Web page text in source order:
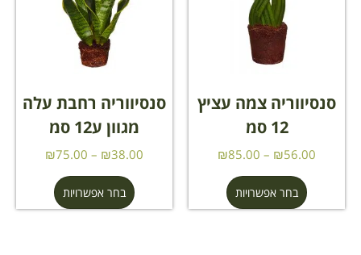
סנסיווריה צמה עציץ
12 סמ
₪56.00
–
₪85.00
בחר אפשרויות
סנסיווריה רחבת עלה
מגוון ע12 סמ
₪38.00
–
₪75.00
בחר אפשרויות